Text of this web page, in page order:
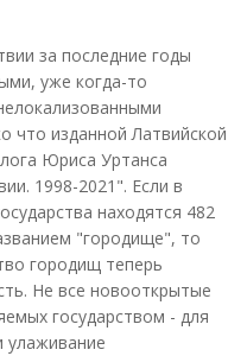
за последние годы
уже когда-то
что изданной Латвийской
Юриса Уртанса
1998-2021". Если в
находятся 482
"городище", то
городищ теперь
Не все новооткрытые
государством - для
улаживание